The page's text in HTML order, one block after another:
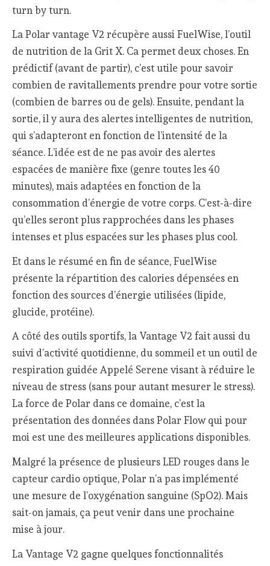
turn by turn.
La Polar vantage V2 récupère aussi FuelWise, l’outil
de nutrition de la Grit X. Ca permet deux choses. En
prédictif (avant de partir), c’est utile pour savoir
combien de ravitallements prendre pour votre sortie
(combien de barres ou de gels). Ensuite, pendant la
sortie, il y aura des alertes intelligentes de nutrition,
qui s’adapteront en fonction de l’intensité de la
séance. L’idée est de ne pas avoir des alertes
espacées de manière fixe (genre toutes les 40
minutes), mais adaptées en fonction de la
consommation d’énergie de votre corps. C’est-à-dire
qu’elles seront plus rapprochées dans les phases
intenses et plus espacées sur les phases plus cool.
Et dans le résumé en fin de séance, FuelWise
présente la répartition des calories dépensées en
fonction des sources d’énergie utilisées (lipide,
glucide, protéine).
A côté des outils sportifs, la Vantage V2 fait aussi du
suivi d’activité quotidienne, du sommeil et un outil de
respiration guidée Appelé Serene visant à réduire le
niveau de stress (sans pour autant mesurer le stress).
La force de Polar dans ce domaine, c’est la
présentation des données dans Polar Flow qui pour
moi est une des meilleures applications disponibles.
Malgré la présence de plusieurs LED rouges dans le
capteur cardio optique, Polar n’a pas implémenté
une mesure de l’oxygénation sanguine (SpO2). Mais
sait-on jamais, ça peut venir dans une prochaine
mise à jour.
La Vantage V2 gagne quelques fonctionnalités